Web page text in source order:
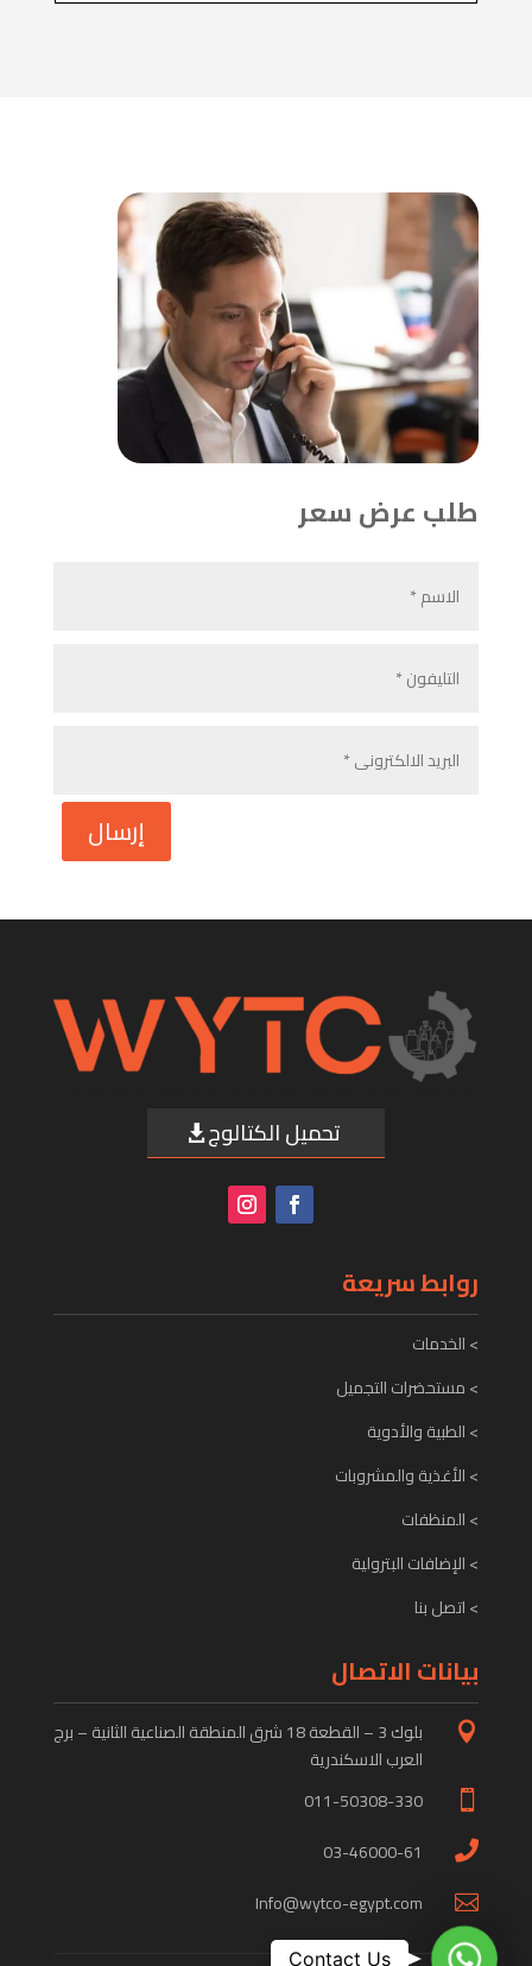
طلب عرض سعر
إرسال
تحميل الكتالوج
روابط سريعة
> الخدمات
> مستحضرات التجميل
> الطبية والأدوية
> الأغذية والمشروبات
> المنظفات
> الإضافات البترولية
> اتصل بنا
بيانات الاتصال

بلوك 3 – القطعة 18 شرق المنطقة الصناعية الثانية – برج
العرب الاسكندرية

011-50308-330

03-46000-61

Info@wytco-egypt.com
WhatsApp
Contact Us